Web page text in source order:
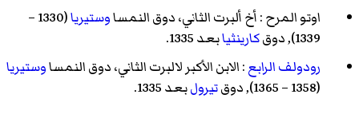
اوتو المرح: أخألبرت الثاني، دوق النمساوستيريا
(1330 –
1339), دوق
كارينثيابعد 1335.
رودولف الرابع: الابن الأكبر لالبرت الثاني، دوق النمساوستيريا
(1358 – 1365), دوق
تيرولبعد 1335.